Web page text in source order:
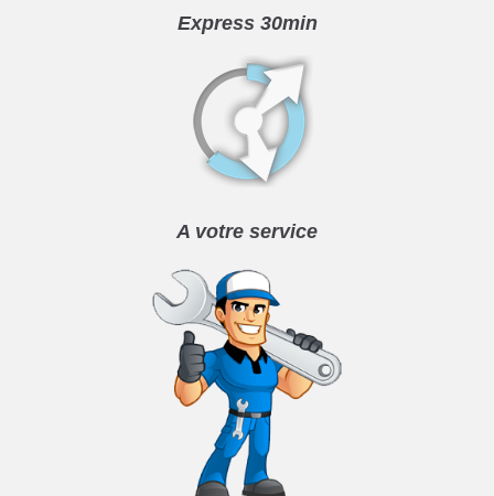
Express 30min
A votre service